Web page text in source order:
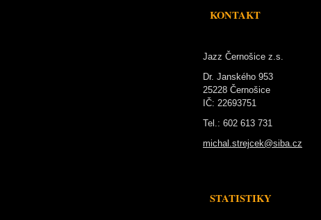
KONTAKT
Jazz Černošice z.s.
Dr. Janského 953
25228 Černošice
IČ: 22693751
Tel.: 602 613 731
michal.strejcek@siba.cz
STATISTIKY